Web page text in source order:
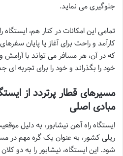
جلوگیری می نماید.
تمامی این امکانات در کنار هم، ایستگاه
کارآمد و راحت برای آغاز یا پایان
که در آن، هر مسافر می تواند با آرامش
خود را بگذراند و خود را برای تجربه ای
مسیرهای قطار پرتردد از
مبادی اصلی
ایستگاه راه آهن نیشابور، به دلیل
ریلی کشور، به عنوان یک گره مهم در
شود. این ایستگاه، نیشابور را به دو